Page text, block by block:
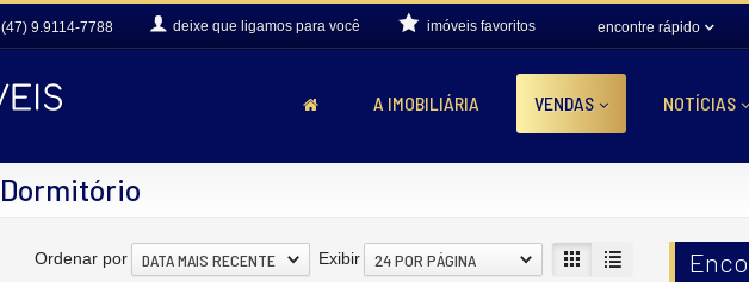
(47) 9.9114-7788 deixe que ligamos para você encontre rápido
imóveis favoritos
A IMOBILIÁRIA VENDAS NOTÍCIAS
Exibir 24 POR PÁGINA
Ordenar por DATA MAIS RECENTE